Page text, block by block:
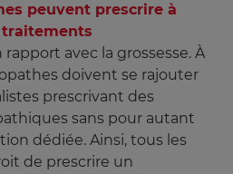
peuvent prescrire à
traitements
rapport avec la grossesse. À
doivent se rajouter
prescrivant des
sans pour autant
dédiée. Ainsi, tous les
de prescrire un